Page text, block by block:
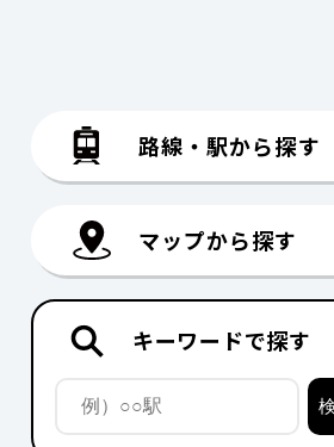
路線・駅から探す
マップから探す
キーワードで探す